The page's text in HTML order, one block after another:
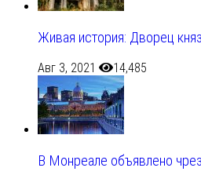
Живая история: Дворец
Авг 3, 2021 14,485
В Монреале объявлено